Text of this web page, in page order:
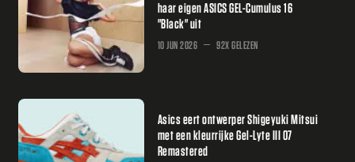
haar eigen ASICS GEL-Cumulus 16
"Black" uit
10 JUN 2026 92X GELEZEN
Asics eert ontwerper Shigeyuki Mitsui
met een kleurrijke Gel-Lyte III 07
Remastered